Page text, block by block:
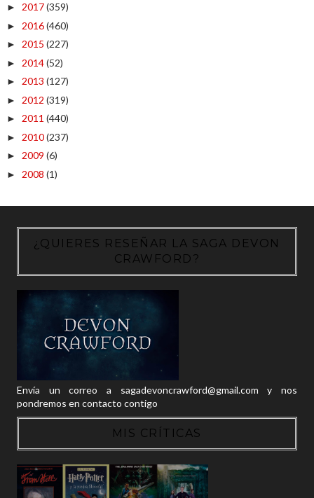
► 2017(359)
► 2016(460)
► 2015 (227)
► 2014(52)
► 2013 (127)
► 2012 (319)
► 2011 (440)
► 2010(237)
► 2009 (6)
► 2008 (1)
¿QUIERES RESEÑAR LA SAGA DEVON
CRAWFORD?
Envía un correo a sagadevoncrawford@gmail.com y nos
pondremos en contacto contigo
MIS CRÍTICAS